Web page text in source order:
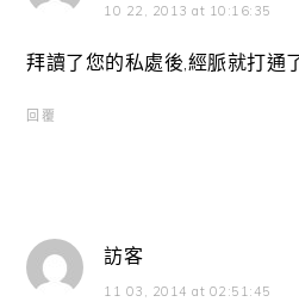
10 22, 2013 at 10:16:35
拜讀了您的私處後,經脈就打通
回覆
訪客
11 03, 2014 at 02:51:45